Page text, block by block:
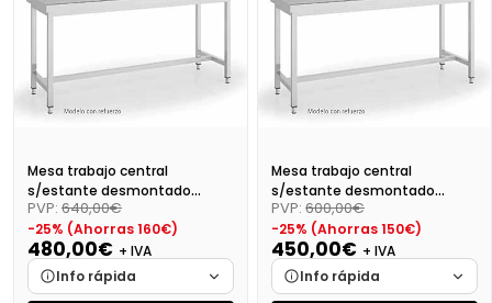
Disponibilidad
Cargando…
Disponibilidad
Cargando…
Mesa trabajo central
s/estante desmontado
Dim:1800X700X850 Mm
PVP: 640,00€
-25% (Ahorras 160€)
480,00€ + IVA
Info rápida
Mesa trabajo central
s/estante desmontado
Dim:1700X700X850 Mm
PVP: 600,00€
-25% (Ahorras 150€)
450,00€ + IVA
Info rápida